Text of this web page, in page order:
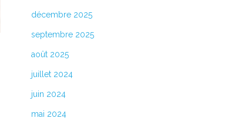
décembre 2025
septembre 2025
août 2025
juillet 2024
juin 2024
mai 2024